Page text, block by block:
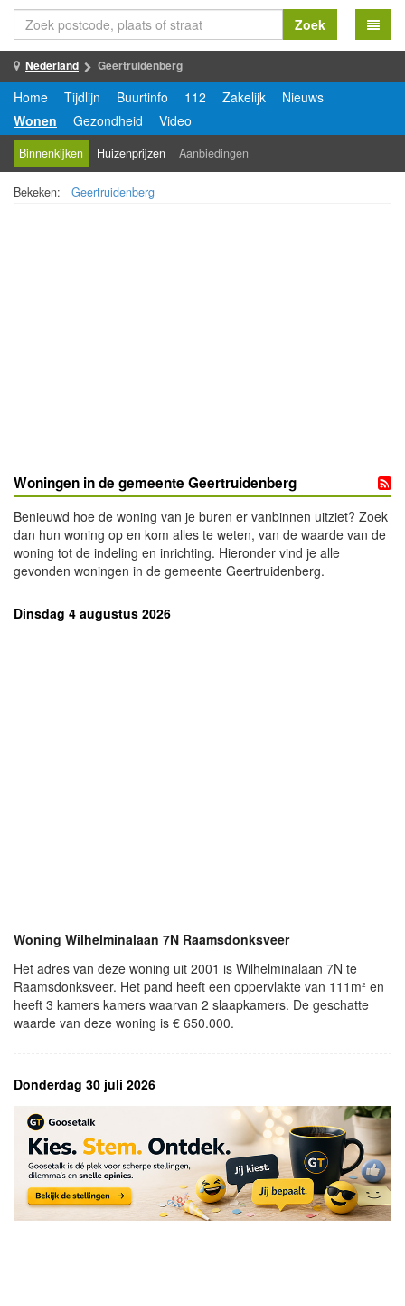
Zoek
Nederland Geertruidenberg
Home Tijdlijn Buurtinfo 112 Zakelijk
Nieuws
Wonen
Gezondheid Video
Binnenkijken Huizenprijzen Aanbiedingen
Bekeken: Geertruidenberg
Woningen in de gemeente Geertruidenberg
Benieuwd hoe de woning van je buren er vanbinnen uitziet? Zoek
dan hun woning op en kom alles te weten, van de waarde van de
woning tot de indeling en inrichting. Hieronder vind je alle
gevonden woningen in de gemeente Geertruidenberg.
Dinsdag 4 augustus 2026
Woning Wilhelminalaan 7N Raamsdonksveer
Het adres van deze woning uit 2001 is Wilhelminalaan 7N te
Raamsdonksveer. Het pand heeft een oppervlakte van 111m² en
heeft 3 kamers kamers waarvan 2 slaapkamers. De geschatte
waarde van deze woning is € 650.000.
Donderdag 30 juli 2026